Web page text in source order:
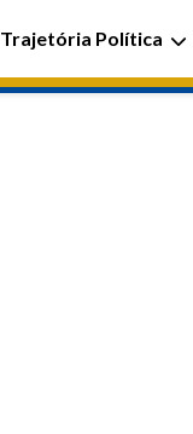
Trajetória Política